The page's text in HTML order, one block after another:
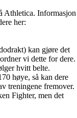
Athletica. Informasjon
her:
kan gjøre det
vi dette for dere.
hvitt belte.
høye, så kan dere
treningene fremover.
Fighter, men det